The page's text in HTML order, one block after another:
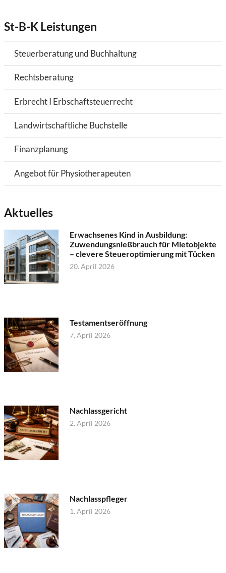
St-B-K Leistungen
Steuerberatung und Buchhaltung
Rechtsberatung
Erbrecht I Erbschaftsteuerrecht
Landwirtschaftliche Buchstelle
Finanzplanung
Angebot für Physiotherapeuten
Aktuelles
Erwachsenes Kind in Ausbildung:
Zuwendungsnießbrauch für Mietobjekte
– clevere Steueroptimierung mit Tücken
20. April 2026
Testamentseröffnung
7. April 2026
Nachlassgericht
2. April 2026
Nachlasspfleger
1. April 2026